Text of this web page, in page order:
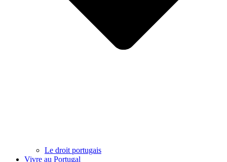
Le droit portugais
Vivre au Portugal